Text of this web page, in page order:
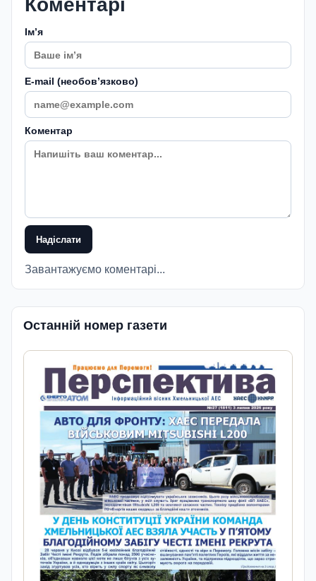
Коментарі
Імʼя
E-mail (необовʼязково)
Коментар
Надіслати
Завантажуємо коментарі...
Останній номер газети